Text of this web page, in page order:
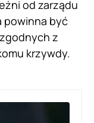
od zarządu
powinna być
z
krzywdy.